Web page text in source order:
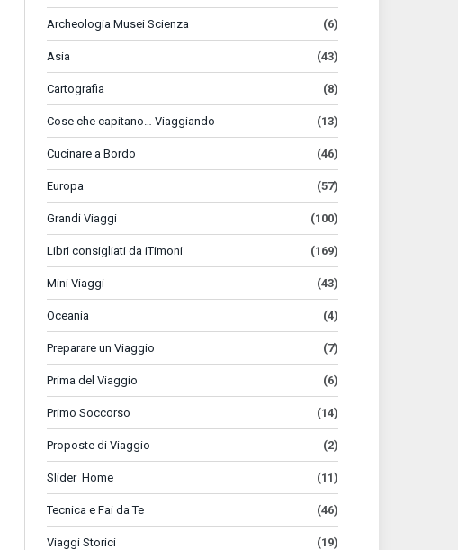
Archeologia Musei Scienza (6)
Asia (43)
Cartografia (8)
Cose che capitano… Viaggiando (13)
Cucinare a Bordo (46)
Europa (57)
Grandi Viaggi (100)
Libri consigliati da iTimoni (169)
Mini Viaggi (43)
Oceania (4)
Preparare un Viaggio (7)
Prima del Viaggio (6)
Primo Soccorso (14)
Proposte di Viaggio (2)
Slider_Home (11)
Tecnica e Fai da Te (46)
Viaggi Storici (19)